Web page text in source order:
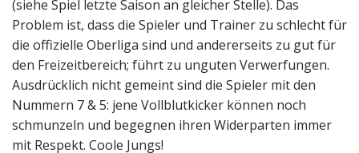
(siehe Spiel letzte Saison an gleicher Stelle). Das
Problem ist, dass die Spieler und Trainer zu schlecht für
die offizielle Oberliga sind und andererseits zu gut für
den Freizeitbereich; führt zu unguten Verwerfungen.
Ausdrücklich nicht gemeint sind die Spieler mit den
Nummern 7 & 5: jene Vollblutkicker können noch
schmunzeln und begegnen ihren Widerparten immer
mit Respekt. Coole Jungs!